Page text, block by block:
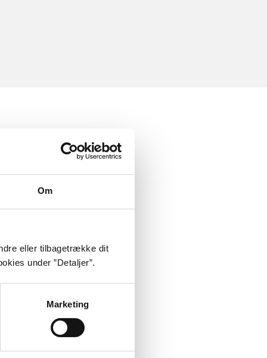
Om
eller tilbagetrække dit
under ”Detaljer”.
Marketing